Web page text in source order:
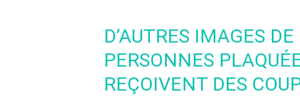
D’AUTRES IMAGES
PERSONNES
REÇOIVENT DES